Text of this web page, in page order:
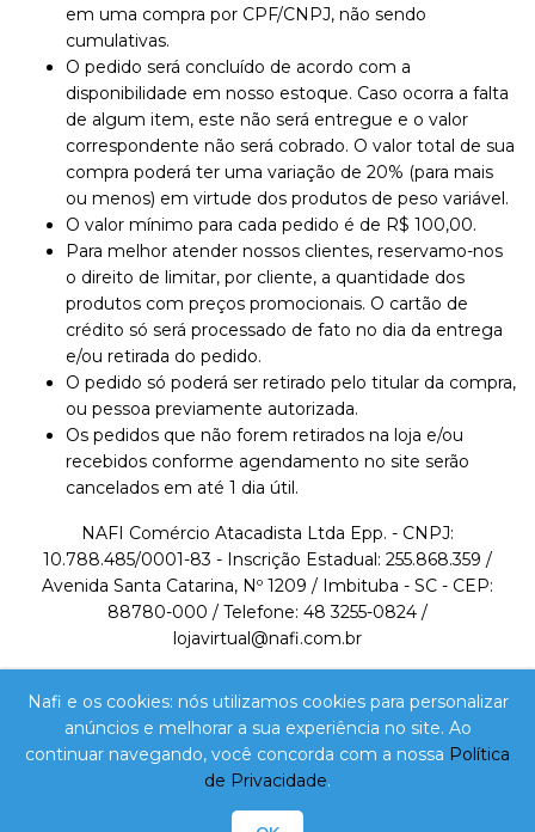
Nafi e os cookies: nós utilizamos cookies para personalizar
anúncios e melhorar a sua experiência no site. Ao
continuar navegando, você concorda com a nossa Política
de Privacidade.
em uma compra por CPF/CNPJ, não sendo
cumulativas.
O pedido será concluído de acordo com a
disponibilidade em nosso estoque. Caso ocorra a falta
de algum item, este não será entregue e o valor
correspondente não será cobrado. O valor total de sua
compra poderá ter uma variação de 20% (para mais
ou menos) em virtude dos produtos de peso variável.
O valor mínimo para cada pedido é de R$ 100,00.
Para melhor atender nossos clientes, reservamo-nos
o direito de limitar, por cliente, a quantidade dos
produtos com preços promocionais. O cartão de
crédito só será processado de fato no dia da entrega
e/ou retirada do pedido.
O pedido só poderá ser retirado pelo titular da compra,
ou pessoa previamente autorizada.
Os pedidos que não forem retirados na loja e/ou
recebidos conforme agendamento no site serão
cancelados em até 1 dia útil.
NAFI Comércio Atacadista Ltda Epp. - CNPJ:
10.788.485/0001-83 - Inscrição Estadual: 255.868.359 /
Avenida Santa Catarina, Nº 1209 / Imbituba - SC - CEP:
88780-000 / Telefone: 48 3255-0824 /
lojavirtual@nafi.com.br
A VENDA E O CONSUMO DE BEBIDAS ALCOÓLICAS
SÃO PROIBIDOS PARA MENORES DE 18 ANOS.
BEBIDA ALCOÓLICA PODE CAUSAR DEPENDÊNCIA
QUÍMICA E, EM EXCESSO, PROVOCA DEPENDÊNCIA